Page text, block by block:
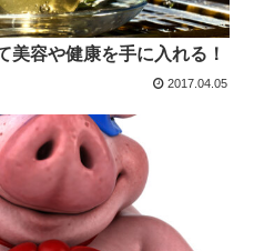
美容や健康を手に入れる！
2017.04.05